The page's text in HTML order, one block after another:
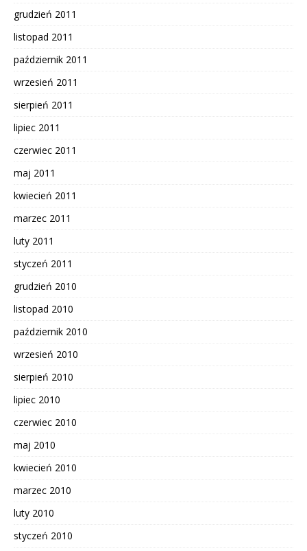
grudzień 2011
listopad 2011
październik 2011
wrzesień 2011
sierpień 2011
lipiec 2011
czerwiec 2011
maj 2011
kwiecień 2011
marzec 2011
luty 2011
styczeń 2011
grudzień 2010
listopad 2010
październik 2010
wrzesień 2010
sierpień 2010
lipiec 2010
czerwiec 2010
maj 2010
kwiecień 2010
marzec 2010
luty 2010
styczeń 2010